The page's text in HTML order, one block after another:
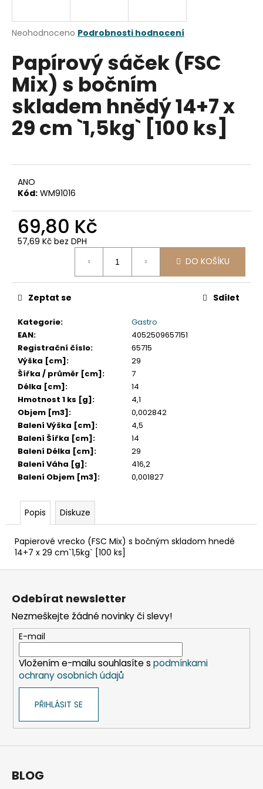
Průměrné
produktu
je
0,0
5
hvězdiček.
Neohodnoceno Podrobnosti hodnocení
Papírový sáček (FSC
Mix) s bočním
skladem hnědý 14+7 x
29 cm `1,5kg` [100 ks]
ANO
Kód: WM91016
69,80 Kč
57,69 Kč bez DPH
DO KOŠÍKU
Kategorie:
Gastro
EAN:
4052509657151
Registrační číslo:
65715
Výška [cm]:
29
Šířka / průměr [cm]:
7
Délka [cm]:
14
Hmotnost 1 ks [g]:
4,1
Objem [m3]:
0,002842
Balení Výška [cm]:
4,5
Balení Šířka [cm]:
14
Balení Délka [cm]:
29
Balení Váha [g]:
416,2
Balení Objem [m3]: 0,001827
Zeptat se Sdílet
Popis Diskuze
Papierové vrecko (FSC Mix) s bočným skladom hnedé
14+7 x 29 cm`1,5kg` [100 ks]
j
t
?
HLEDAT
D
o
p
o
e
m
e
ETIKETY
SAMOLEPICÍ
70X37
MM
POTISK
240
KS
99
Kč
Z
Odebírat newsletter
Nezmeškejte žádné novinky či slevy!
E-mail
Vložením e-mailu souhlasíte s podmínkami
ochrany osobních údajů
PŘIHLÁSIT SE
BLOG